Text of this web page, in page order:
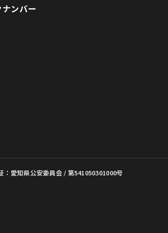
ンバー
：愛知県公安委員会 / 第541050301000号